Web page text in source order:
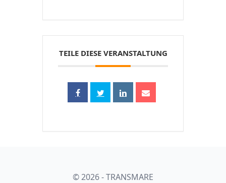
TEILE DIESE VERANSTALTUNG
© 2026 - TRANSMARE